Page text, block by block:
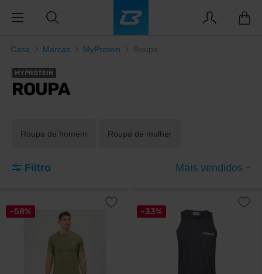
Casa Marcas MyProtein Roupa
MYPROTEIN
ROUPA
Roupa de homem Roupa de mulher
Filtro Mais vendidos
-58% -33%